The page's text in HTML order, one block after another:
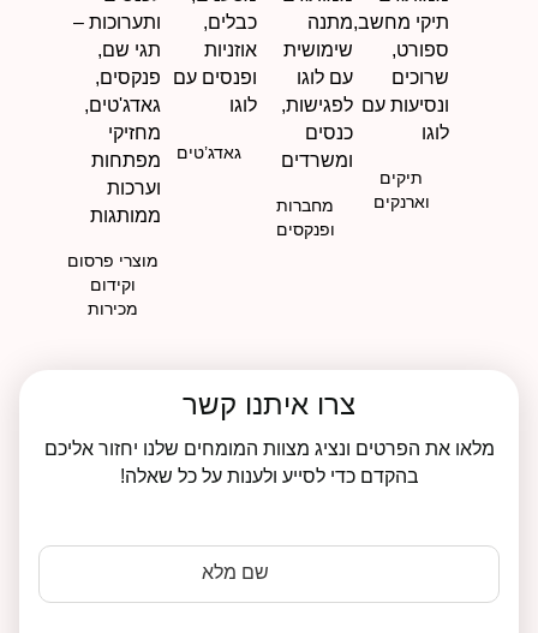
תיקים
וארנקים
מחברות
ופנקסים
גאדג’טים
מוצרי פרסום
וקידום
מכירות
צרו איתנו קשר
מלאו את הפרטים ונציג מצוות המומחים שלנו יחזור אליכם
בהקדם כדי לסייע ולענות על כל שאלה!
שם מלא